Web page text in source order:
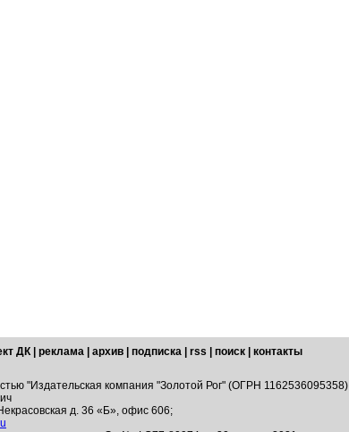
ДК реклама архив подписка rss поиск
контакты
"Издательская компания "Золотой Рог" (ОГРН 1162536095358)
д. 36 «Б», офис 606;